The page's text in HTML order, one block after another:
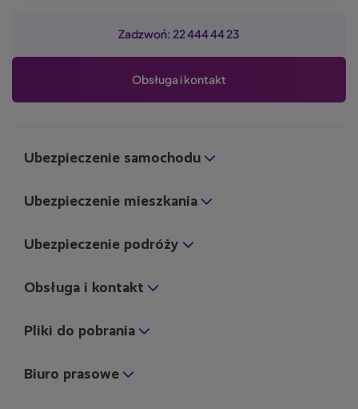
Zadzwoń: 22 444 44 23
Obsługa i kontakt
Ubezpieczenie samochodu
Ubezpieczenie mieszkania
Ubezpieczenie podróży
Obsługa i kontakt
Pliki do pobrania
Biuro prasowe